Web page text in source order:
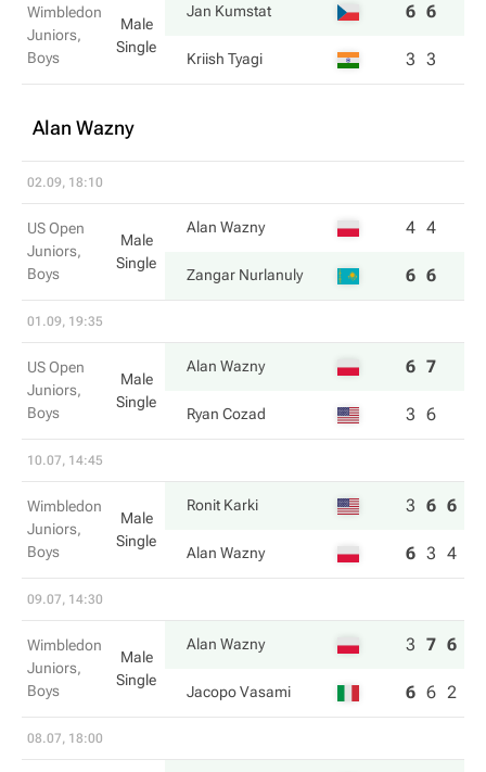
Wimbledon
Juniors,
Boys
Male
Single
Jan Kumstat 6 6
Kriish Tyagi 3 3
Alan Wazny
02.09, 18:10
US Open
Juniors,
Boys
Male
Single
Alan Wazny 4 4
Zangar Nurlanuly 6 6
01.09, 19:35
US Open
Juniors,
Boys
Male
Single
Alan Wazny 6 7
Ryan Cozad 3 6
10.07, 14:45
Wimbledon
Juniors,
Boys
Male
Single
Ronit Karki 3 6 6
Alan Wazny 6 3 4
09.07, 14:30
Wimbledon
Juniors,
Boys
Male
Single
Alan Wazny 3 7 6
Jacopo Vasami 6 6 2
08.07, 18:00